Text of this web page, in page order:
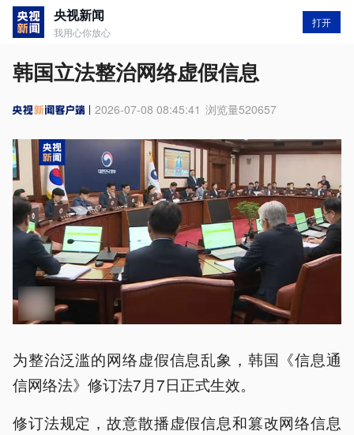
央视新闻
我用心你放心
打开
韩国立法整治网络虚假信息
2026-07-08 08:45:41 浏览量520657
为整治泛滥的网络虚假信息乱象，韩国《信息通
信网络法》修订法7月7日正式生效。
修订法规定，故意散播虚假信息和篡改网络信息